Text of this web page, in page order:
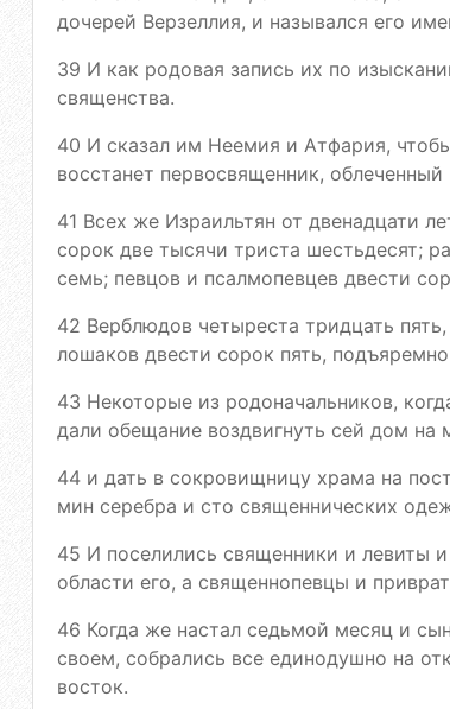
дочерей Верзеллия, и назывался его
39 И как родовая запись их по
священства.
40 И сказал им Неемия и Атфария,
восстанет первосвященник,
41 Всех же Израильтян от двенадцати
сорок две тысячи триста шестьдесят;
семь; певцов и псалмопевцев двести
42 Верблюдов четыреста тридцать
лошаков двести сорок пять,
43 Некоторые из родоначальников,
дали обещание воздвигнуть сей дом на
44 и дать в сокровищницу храма на
мин серебра и сто священнических
45 И поселились священники и левиты
области его, а священнопевцы и
46 Когда же настал седьмой месяц и
своем, собрались все единодушно на
восток.